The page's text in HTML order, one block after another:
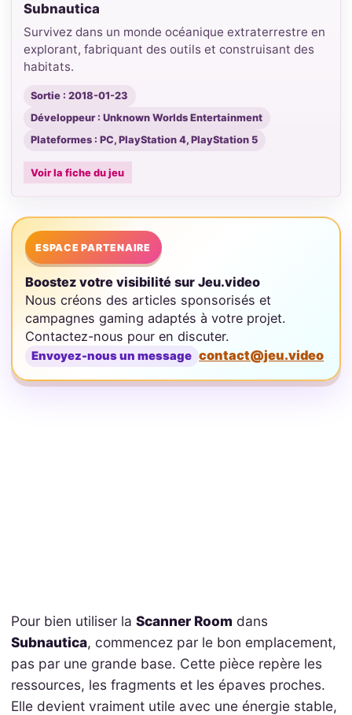
Subnautica
Survivez dans un monde océanique extraterrestre en
explorant, fabriquant des outils et construisant des
habitats.
Sortie : 2018-01-23
Développeur : Unknown Worlds Entertainment
Plateformes : PC, PlayStation 4, PlayStation 5
Voir la fiche du jeu
ESPACE PARTENAIRE
Boostez votre visibilité sur Jeu.video
Nous créons des articles sponsorisés et
campagnes gaming adaptés à votre projet.
Contactez-nous pour en discuter.
Envoyez-nous un message contact@jeu.video
Pour bien utiliser la Scanner Room dans
Subnautica, commencez par le bon emplacement,
pas par une grande base. Cette pièce repère les
ressources, les fragments et les épaves proches.
Elle devient vraiment utile avec une énergie stable,